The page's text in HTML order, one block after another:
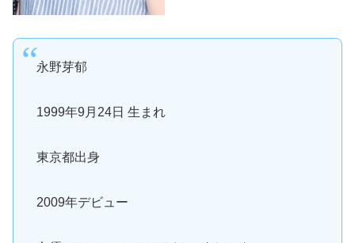
永野芽郁
1999年9月24日 生まれ
東京都出身
2009年デビュー